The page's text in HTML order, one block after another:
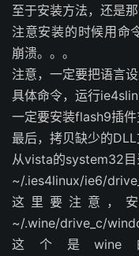
至于安装方法，还是
注意安装的时候用命
崩溃。。。
注意，一定要把语言
具体命令，运行
一定要安装flash9插件
最后，拷贝缺少的
从vista的system32
~/.ies4linux/ie6/
这里要注意，
~/.wine/drive_c/
这个是